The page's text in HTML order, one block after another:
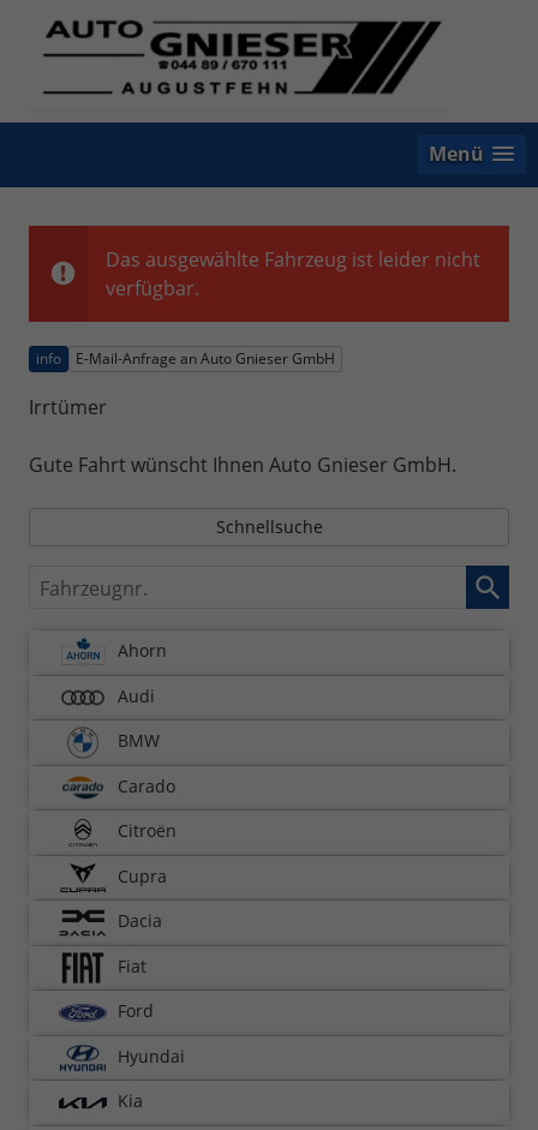
Menü
Das ausgewählte Fahrzeug ist leider nicht
verfügbar.
info E-Mail-Anfrage an Auto Gnieser GmbH
Irrtümer
Gute Fahrt wünscht Ihnen Auto Gnieser GmbH.
Schnellsuche
Fahrzeugnr.
Ahorn
Audi
BMW
Carado
Citroën
Cupra
Dacia
Fiat
Ford
Hyundai
Kia